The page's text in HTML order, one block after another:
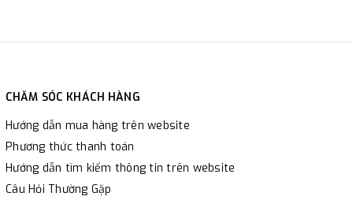
CHĂM SÓC KHÁCH HÀNG
Hướng dẫn mua hàng trên website
Phương thức thanh toán
Hướng dẫn tìm kiếm thông tin trên website
Câu Hỏi Thường Gặp